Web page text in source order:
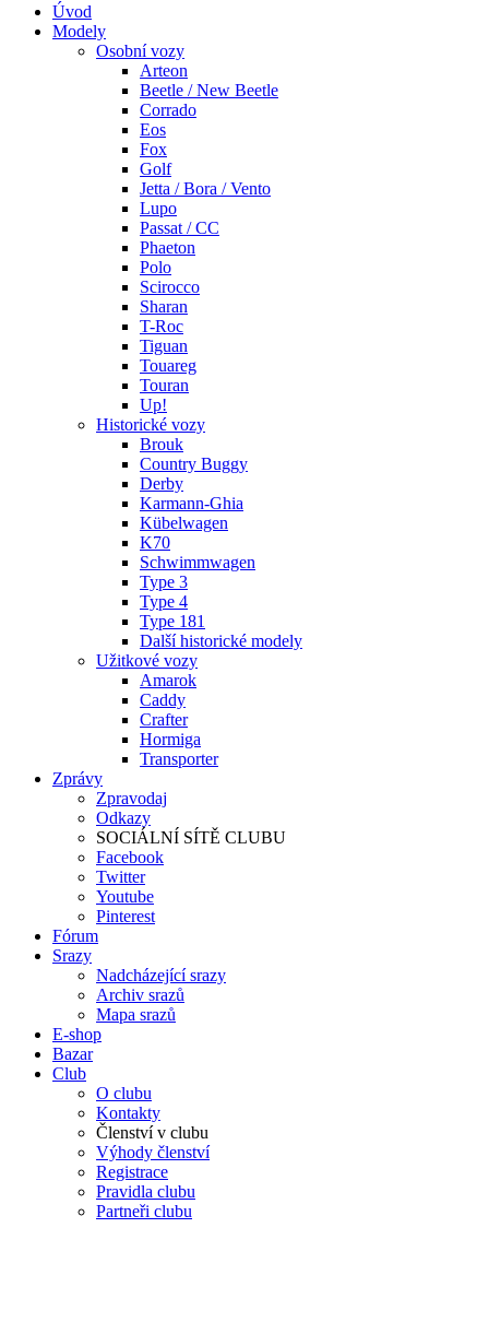
Úvod
Modely
Osobní vozy
Arteon
Beetle / New Beetle
Corrado
Eos
Fox
Golf
Jetta / Bora / Vento
Lupo
Passat / CC
Phaeton
Polo
Scirocco
Sharan
T-Roc
Tiguan
Touareg
Touran
Up!
Historické vozy
Brouk
Country Buggy
Derby
Karmann-Ghia
Kübelwagen
K70
Schwimmwagen
Type 3
Type 4
Type 181
Další historické modely
Užitkové vozy
Amarok
Caddy
Crafter
Hormiga
Transporter
Zprávy
Zpravodaj
Odkazy
SOCIÁLNÍ SÍTĚ CLUBU
Facebook
Twitter
Youtube
Pinterest
Fórum
Srazy
Nadcházející srazy
Archiv srazů
Mapa srazů
E-shop
Bazar
Club
O clubu
Kontakty
Členství v clubu
Výhody členství
Registrace
Pravidla clubu
Partneři clubu